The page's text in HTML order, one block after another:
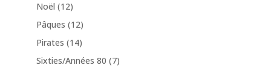
Noël (12)
Pâques (12)
Pirates (14)
Sixties/Années 80 (7)